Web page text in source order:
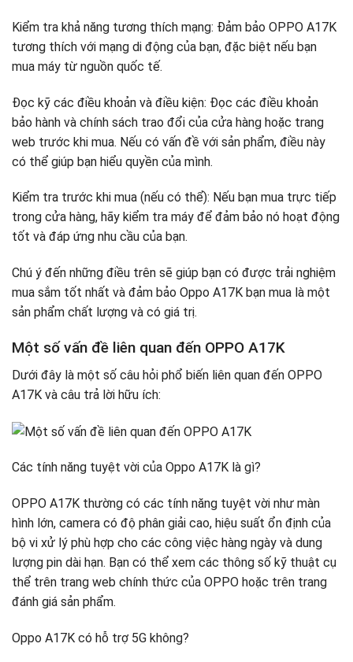
Kiểm tra khả năng tương thích mạng: Đảm bảo OPPO A17K
tương thích với mạng di động của bạn, đặc biệt nếu bạn
mua máy từ nguồn quốc tế.
Đọc kỹ các điều khoản và điều kiện: Đọc các điều khoản
bảo hành và chính sách trao đổi của cửa hàng hoặc trang
web trước khi mua. Nếu có vấn đề với sản phẩm, điều này
có thể giúp bạn hiểu quyền của mình.
Kiểm tra trước khi mua (nếu có thể): Nếu bạn mua trực tiếp
trong cửa hàng, hãy kiểm tra máy để đảm bảo nó hoạt động
tốt và đáp ứng nhu cầu của bạn.
Chú ý đến những điều trên sẽ giúp bạn có được trải nghiệm
mua sắm tốt nhất và đảm bảo Oppo A17K bạn mua là một
sản phẩm chất lượng và có giá trị.
Một số vấn đề liên quan đến OPPO A17K
Dưới đây là một số câu hỏi phổ biến liên quan đến OPPO
A17K và câu trả lời hữu ích:
Các tính năng tuyệt vời của Oppo A17K là gì?
OPPO A17K thường có các tính năng tuyệt vời như màn
hình lớn, camera có độ phân giải cao, hiệu suất ổn định của
bộ vi xử lý phù hợp cho các công việc hàng ngày và dung
lượng pin dài hạn. Bạn có thể xem các thông số kỹ thuật cụ
thể trên trang web chính thức của OPPO hoặc trên trang
đánh giá sản phẩm.
Oppo A17K có hỗ trợ 5G không?